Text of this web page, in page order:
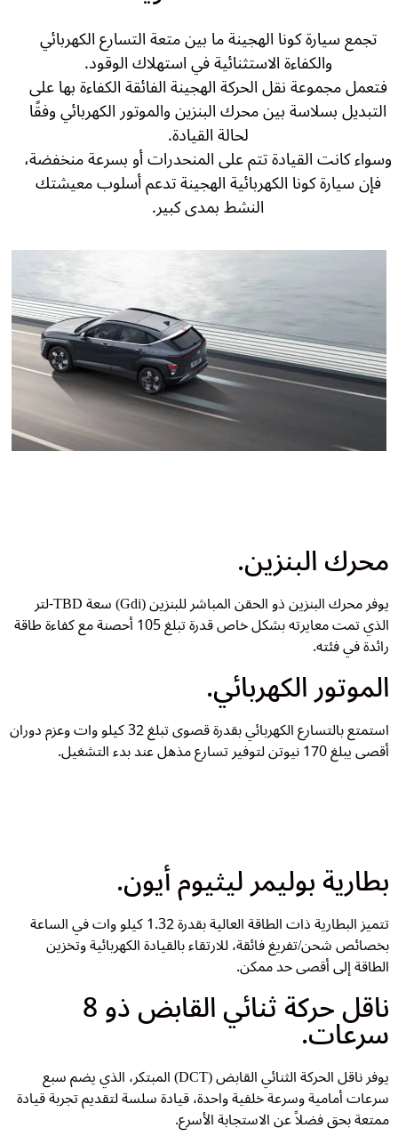
تجمع سيارة كونا الهجينة ما بين متعة التسارع الكهربائي
والكفاءة الاستثنائية في استهلاك الوقود.
فتعمل مجموعة نقل الحركة الهجينة الفائقة الكفاءة بها على
التبديل بسلاسة بين محرك البنزين والموتور الكهربائي وفقًا
لحالة القيادة.
وسواء كانت القيادة تتم على المنحدرات أو بسرعة منخفضة،
فإن سيارة كونا الكهربائية الهجينة تدعم أسلوب معيشتك
النشط بمدى كبير.
محرك البنزين.
يوفر محرك البنزين ذو الحقن المباشر للبنزين (Gdi) سعة TBD-لتر
الذي تمت معايرته بشكل خاص قدرة تبلغ 105 أحصنة مع كفاءة طاقة
رائدة في فئته.
الموتور الكهربائي.
استمتع بالتسارع الكهربائي بقدرة قصوى تبلغ 32 كيلو وات وعزم دوران
أقصى يبلغ 170 نيوتن لتوفير تسارع مذهل عند بدء التشغيل.
بطارية بوليمر ليثيوم أيون.
تتميز البطارية ذات الطاقة العالية بقدرة 1.32 كيلو وات في الساعة
بخصائص شحن/تفريغ فائقة، للارتقاء بالقيادة الكهربائية وتخزين
الطاقة إلى أقصى حد ممكن.
ناقل حركة ثنائي القابض ذو 8 سرعات.
يوفر ناقل الحركة الثنائي القابض (DCT) المبتكر، الذي يضم سبع
سرعات أمامية وسرعة خلفية واحدة، قيادة سلسة لتقديم تجربة قيادة
ممتعة بحق فضلاً عن الاستجابة الأسرع.